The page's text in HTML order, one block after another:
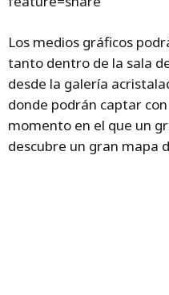
Los medios gráficos
tanto dentro de la sala
desde la galería
donde podrán captar
momento en el que un
descubre un gran mapa